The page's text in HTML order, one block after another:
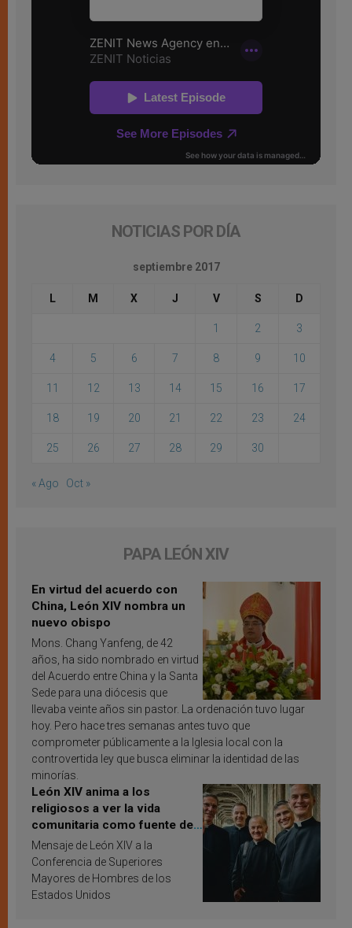
NOTICIAS POR DÍA
septiembre 2017
L M X J V S D
1 2 3
4 5 6 7 8 9 10
11 12 13 14 15 16 17
18 19 20 21 22 23 24
25 26 27 28 29 30
« Ago Oct »
PAPA LEÓN XIV
En virtud del acuerdo con
China, León XIV nombra un
nuevo obispo
Mons. Chang Yanfeng, de 42
años, ha sido nombrado en virtud
del Acuerdo entre China y la Santa
Sede para una diócesis que
llevaba veinte años sin pastor. La ordenación tuvo lugar
hoy. Pero hace tres semanas antes tuvo que
comprometer públicamente a la Iglesia local con la
controvertida ley que busca eliminar la identidad de las
minorías.
León XIV anima a los
religiosos a ver la vida
comunitaria como fuente de
inspiración y santificación
Mensaje de León XIV a la
Conferencia de Superiores
Mayores de Hombres de los
Estados Unidos